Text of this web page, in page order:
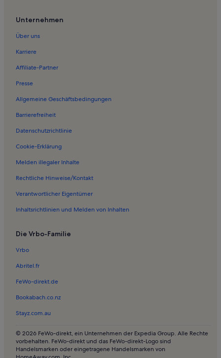
Unternehmen
Über uns
Karriere
Affiliate-Partner
Presse
Allgemeine Geschäftsbedingungen
Barrierefreiheit
Datenschutzrichtlinie
Cookie-Erklärung
Melden illegaler Inhalte
Rechtliche Hinweise/Kontakt
Verantwortlicher Eigentümer
Inhaltsrichtlinien und Melden von Inhalten
Die Vrbo-Familie
Vrbo
Abritel.fr
FeWo-direkt.de
Bookabach.co.nz
Stayz.com.au
© 2026 FeWo-direkt, ein Unternehmen der Expedia Group. Alle Rechte
vorbehalten. FeWo-direkt und das FeWo-direkt-Logo sind
Handelsmarken oder eingetragene Handelsmarken von